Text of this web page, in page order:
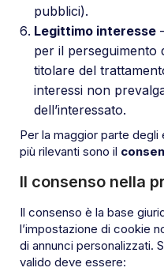
pubblici).
Legittimo interesse
per il perseguimento
titolare del
interessi non
dell’interessato.
Per la maggior parte
più rilevanti sono il
Il consenso nella
Il consenso è la base
l’impostazione di cookie
di annunci personalizzati.
valido deve essere: